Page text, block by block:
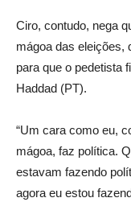
Ciro, contudo, nega
mágoa das eleições,
para que o pedetista
Haddad (PT).
“Um cara como eu,
mágoa, faz política.
estavam fazendo
agora eu estou